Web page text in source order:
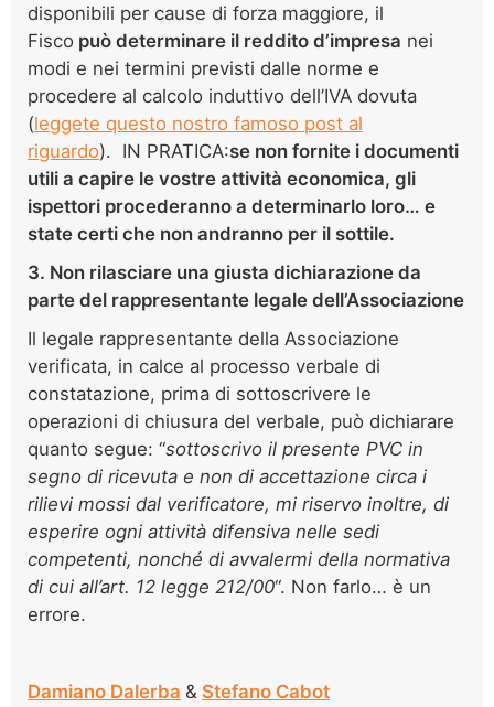
disponibili per cause di forza maggiore, il
Fisco può determinare il reddito d’impresa nei
modi e nei termini previsti dalle norme e
procedere al calcolo induttivo dell’IVA dovuta
(leggete questo nostro famoso post al
riguardo). IN PRATICA:se non fornite i documenti
utili a capire le vostre attività economica, gli
ispettori procederanno a determinarlo loro… e
state certi che non andranno per il sottile.
3. Non rilasciare una giusta dichiarazione da
parte del rappresentante legale dell’Associazione
Il legale rappresentante della Associazione
verificata, in calce al processo verbale di
constatazione, prima di sottoscrivere le
operazioni di chiusura del verbale, può dichiarare
quanto segue: “sottoscrivo il presente PVC in
segno di ricevuta e non di accettazione circa i
rilievi mossi dal verificatore, mi riservo inoltre, di
esperire ogni attività difensiva nelle sedi
competenti, nonché di avvalermi della normativa
di cui all’art. 12 legge 212/00“. Non farlo… è un
errore.
Damiano Dalerba & Stefano Cabot